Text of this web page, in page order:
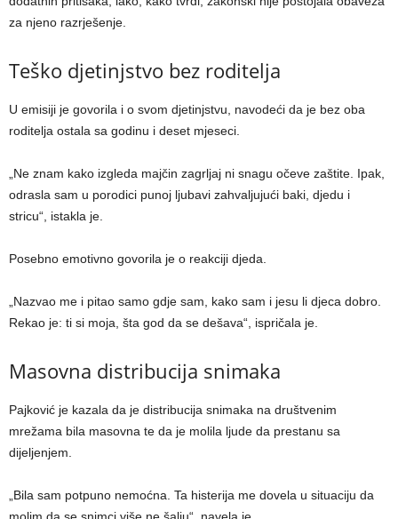
za njeno razrješenje.
Teško djetinjstvo bez roditelja
U emisiji je govorila i o svom djetinjstvu, navodeći da je bez oba
roditelja ostala sa godinu i deset mjeseci.
„Ne znam kako izgleda majčin zagrljaj ni snagu očeve zaštite. Ipak,
odrasla sam u porodici punoj ljubavi zahvaljujući baki, djedu i
stricu“, istakla je.
Posebno emotivno govorila je o reakciji djeda.
„Nazvao me i pitao samo gdje sam, kako sam i jesu li djeca dobro.
Rekao je: ti si moja, šta god da se dešava“, ispričala je.
Masovna distribucija snimaka
Pajković je kazala da je distribucija snimaka na društvenim
mrežama bila masovna te da je molila ljude da prestanu sa
dijeljenjem.
„Bila sam potpuno nemoćna. Ta histerija me dovela u situaciju da
molim da se snimci više ne šalju“, navela je.